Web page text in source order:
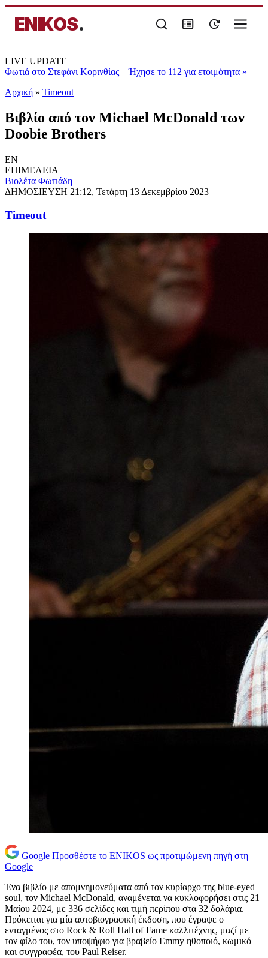
ENIKOS.
LIVE UPDATE
Φωτιά στο Στεφάνι Κορινθίας – Ήχησε το 112 για ετοιμότητα »
Αρχική » Timeout
Βιβλίο από τον Michael McDonald των
Doobie Brothers
EN
ΕΠΙΜΕΛΕΙΑ
Βιολέτα Φωτιάδη
ΔΗΜΟΣΙΕΥΣΗ 21:12, Τετάρτη 13 Δεκεμβρίου 2023
Timeout
Google Προσθέστε το ENIKOS ως προτιμώμενη πηγή στη
Google
Ένα βιβλίο με απομνημονεύματα από τον κυρίαρχο της blue-eyed
soul, τον Michael McDonald, αναμένεται να κυκλοφορήσει στις 21
Μαίου 2024, με 336 σελίδες και τιμή περίπου στα 32 δολάρια.
Πρόκειται για μία αυτοβιογραφική έκδοση, που έγραψε ο
ενταγμένος στο Rock & Roll Hall of Fame καλλιτέχνης, μαζί με
τον φίλο του, τον υποψήφιο για βραβείο Emmy ηθοποιό, κωμικό
και συγγραφέα, του Paul Reiser.